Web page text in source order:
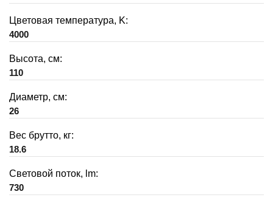
Цветовая температура, K:
4000
Высота, см:
110
Диаметр, см:
26
Вес брутто, кг:
18.6
Световой поток, lm:
730